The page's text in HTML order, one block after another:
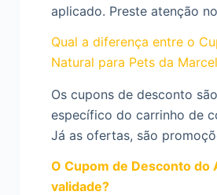
aplicado. Preste atenção
Qual a diferença entre o
Natural para Pets da
Os cupons de desconto
específico do carrinho de
Já as ofertas, são
O Cupom de Desconto do
validade?